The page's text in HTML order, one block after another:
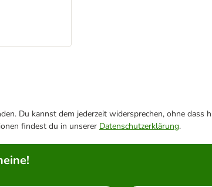
Du kannst dem jederzeit widersprechen, ohne dass
findest du in unserer Datenschutzerklärung.